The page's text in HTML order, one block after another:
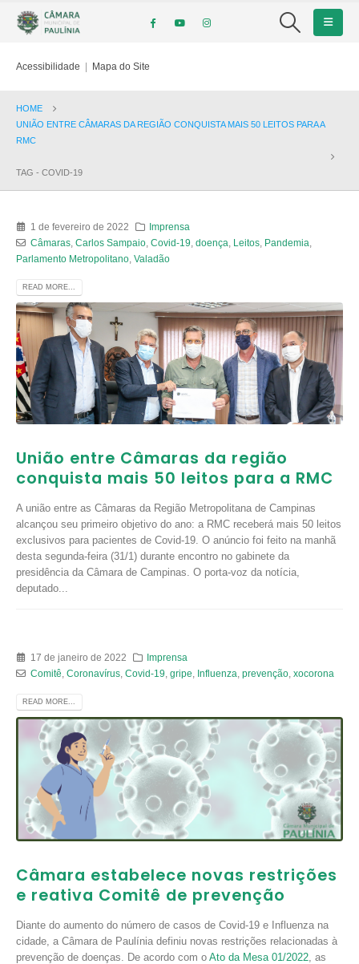
Acessibilidade | Mapa do Site
HOME
UNIÃO ENTRE CÂMARAS DA REGIÃO CONQUISTA MAIS 50 LEITOS PARA A
RMC
TAG - COVID-19
1 de fevereiro de 2022
Imprensa
Câmaras, Carlos Sampaio, Covid-19 doença Leitos, Pandemia
Parlamento Metropolitano Valadão
READ MORE...
União entre Câmaras da região
conquista mais 50 leitos para a RMC
A união entre as Câmaras da Região Metropolitana de Campinas
alcançou seu primeiro objetivo do ano: a RMC receberá mais 50 leitos
exclusivos para pacientes de Covid-19. O anúncio foi feito na manhã
desta segunda-feira (31/1) durante encontro no gabinete da
presidência da Câmara de Campinas. O porta-voz da notícia,
deputado...
17 de janeiro de 2022
Imprensa
Comitê Coronavírus, Covid-19 gripe Influenza prevenção, xocorona
READ MORE...
Câmara estabelece novas restrições
e reativa Comitê de prevenção
Diante do aumento do número de casos de Covid-19 e Influenza na
cidade, a Câmara de Paulínia definiu novas restrições relacionadas à
prevenção de doenças. De acordo com o Ato da Mesa 01/2022 , as